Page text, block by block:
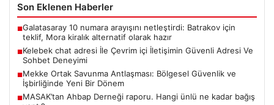
Son Eklenen Haberler
■Galatasaray 10 numara arayışını netleştirdi: Batrakov için
teklif, Mora kiralık alternatif olarak hazır
■Kelebek chat adresi İle Çevrim içi İletişimin Güvenli Adresi Ve
Sohbet Deneyimi
■Mekke Ortak Savunma Antlaşması: Bölgesel Güvenlik ve
İşbirliğinde Yeni Bir Dönem
■MASAK’tan Ahbap Derneği raporu. Hangi ünlü ne kadar bağış